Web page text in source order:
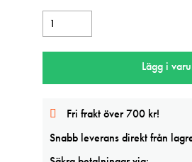
Oilpastel
Sennelier
Sort
mängd
Lägg i
Fri frakt över 700 kr!
Snabb leverans direkt från